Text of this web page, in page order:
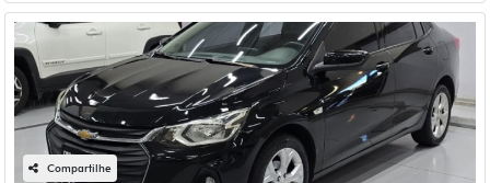
Compartilhe
CHEVROLET
CHEVROLET ONIX 1.0 TURBO FLEX LTZ MANUAL 4P 2023
Fiat Dahruj